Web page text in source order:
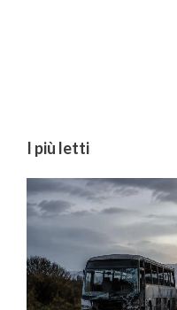
I più letti